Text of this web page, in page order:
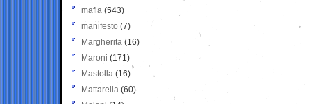
mafia (543)
manifesto (7)
Margherita (16)
Maroni (171)
Mastella (16)
Mattarella (60)